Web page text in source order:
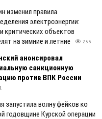
изменил правила
электроэнергии:
критических объектов
на зимние и летние
253
анонсировал
санкционную
против ВПК России
запустила волну фейков ко
годовщине Курской операции